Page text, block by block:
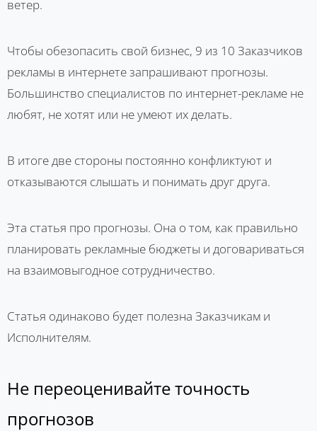
ветер.
Чтобы обезопасить свой бизнес, 9 из 10 Заказчиков
рекламы в интернете запрашивают прогнозы.
Большинство специалистов по интернет-рекламе не
любят, не хотят или не умеют их делать.
В итоге две стороны постоянно конфликтуют и
отказываются слышать и понимать друг друга.
Эта статья про прогнозы. Она о том, как правильно
планировать рекламные бюджеты и договариваться
на взаимовыгодное сотрудничество.
Статья одинаково будет полезна Заказчикам и
Исполнителям.
Не переоценивайте точность
прогнозов